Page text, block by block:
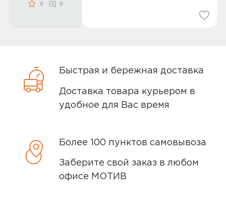
0 0
Быстрая и бережная доставка
Доставка товара курьером в
удобное для Вас время
Более 100 пунктов самовывоза
Заберите свой заказ в любом
офисе МОТИВ